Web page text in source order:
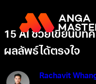
15 AI ช่วยเขียนบ
ผลลัพธ์ได้ตรงใจ
Rachavit